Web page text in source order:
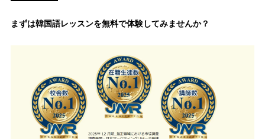
まずは韓国語レッスンを無料で体験してみませんか？